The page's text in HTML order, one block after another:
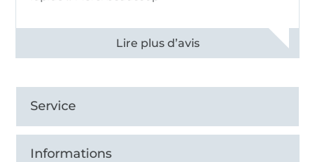
Voir tous les 11496 commentaires
Service
Informations